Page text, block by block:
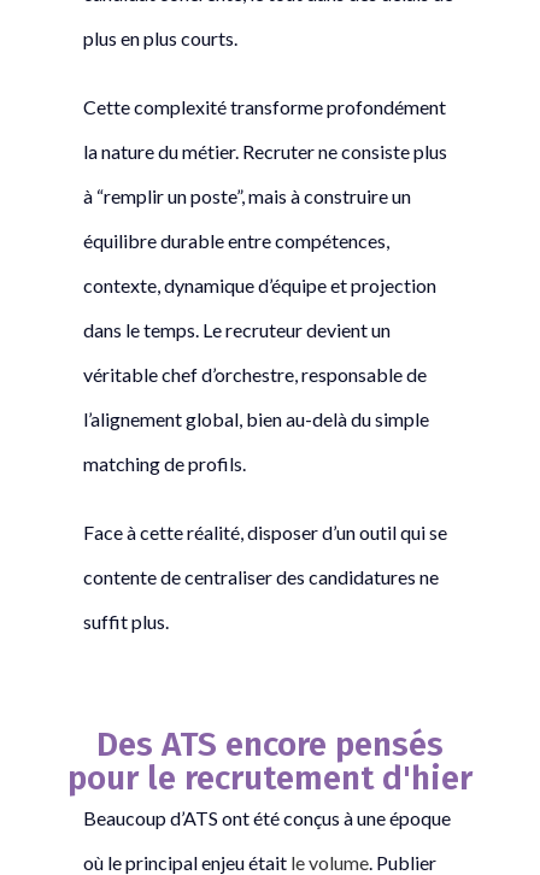
plus en plus courts.
Cette complexité transforme profondément
la nature du métier. Recruter ne consiste plus
à “remplir un poste”, mais à construire un
équilibre durable entre compétences,
contexte, dynamique d’équipe et projection
dans le temps. Le recruteur devient un
véritable chef d’orchestre, responsable de
l’alignement global, bien au-delà du simple
matching de profils.
Face à cette réalité, disposer d’un outil qui se
contente de centraliser des candidatures ne
suffit plus.
Des ATS encore pensés
pour le recrutement d'hier
Beaucoup d’ATS ont été conçus à une époque
où le principal enjeu était le volume . Publier